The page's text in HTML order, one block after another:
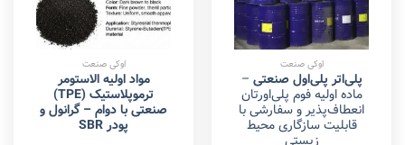
اوکی صنعت
پلی‌اتر پلی‌اول صنعتی –
ماده اولیه فوم پلی‌اورتان
انعطاف‌پذیر و سفارشی با
قابلیت سازگاری محیط
زیستی
اوکی صنعت
مواد اولیه الاستومر
ترموپلاستیک (TPE)
صنعتی با دوام – گرانول و
پودر SBR